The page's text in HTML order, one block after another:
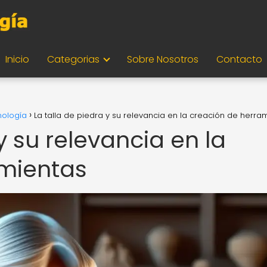
Inicio Categorias Sobre Nosotros Contacto
La talla de piedra y su relevancia en la creación de
su relevancia en la